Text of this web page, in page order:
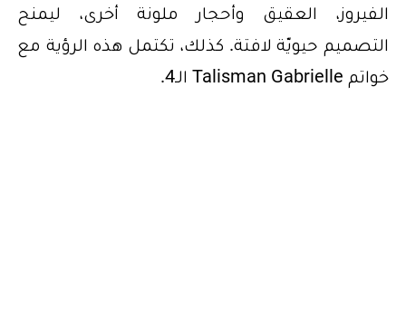
الفيروز، العقيق وأحجار ملونة أخرى، ليمنح
التصميم حيويّة لافتة. كذلك، تكتمل هذه الرؤية مع
خواتم Talisman Gabrielle الـ4.